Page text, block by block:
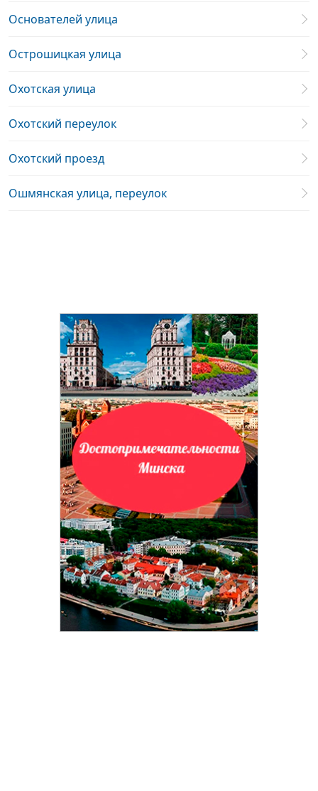
Основателей улица
Острошицкая улица
Охотская улица
Охотский переулок
Охотский проезд
Ошмянская улица, переулок